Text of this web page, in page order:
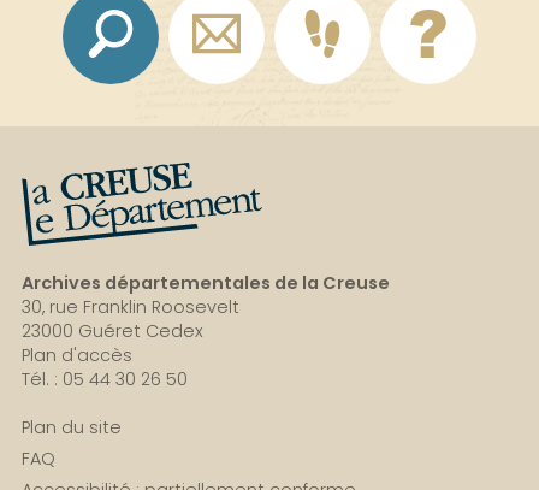
La Creuse, le département
Archives départementales de la Creuse
30, rue Franklin Roosevelt
23000 Guéret Cedex
Plan d'accès
Tél. : 05 44 30 26 50
Plan du site
FAQ